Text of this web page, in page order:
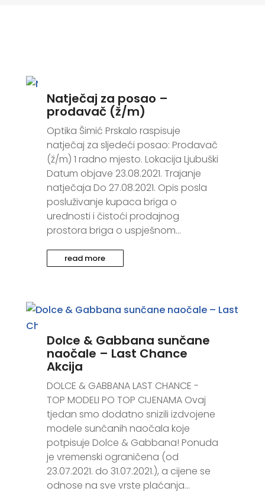
Natječaj za posao –
prodavač (ž/m)
Optika Šimić Prskalo raspisuje
natječaj za sljedeći posao: Prodavač
(ž/m) 1 radno mjesto. Lokacija Ljubuški
Datum objave 23.08.2021. Trajanje
natječaja Do 27.08.2021. Opis posla
posluživanje kupaca briga o
urednosti i čistoći prodajnog
prostora briga o uspješnom...
read more
Dolce & Gabbana sunčane
naočale – Last Chance
Akcija
DOLCE & GABBANA LAST CHANCE -
TOP MODELI PO TOP CIJENAMA Ovaj
tjedan smo dodatno snizili izdvojene
modele sunčanih naočala koje
potpisuje Dolce & Gabbana! Ponuda
je vremenski ograničena (od
23.07.2021. do 31.07.2021.), a cijene se
odnose na sve vrste plaćanja...